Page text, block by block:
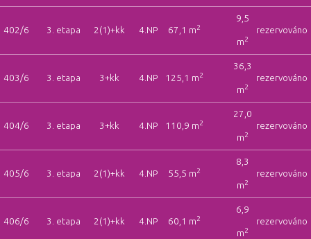
402/6 3. etapa 2(1)+kk 4.NP 67,1 m2
9,5
m2
rezervováno
403/6 3. etapa 3+kk 4.NP 125,1 m2
36,3
m2
rezervováno
404/6 3. etapa 3+kk 4.NP 110,9 m2
27,0
m2
rezervováno
405/6 3. etapa 2(1)+kk 4.NP 55,5 m2
8,3
m2
rezervováno
406/6 3. etapa 2(1)+kk 4.NP 60,1 m2
6,9
m2
rezervováno